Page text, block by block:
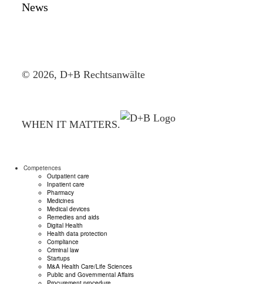
News
© 2026, D+B Rechtsanwälte
WHEN IT MATTERS.
Competences
Outpatient care
Inpatient care
Pharmacy
Medicines
Medical devices
Remedies and aids
Digital Health
Health data protection
Compliance
Criminal law
Startups
M&A Health Care/Life Sciences
Public and Governmental Affairs